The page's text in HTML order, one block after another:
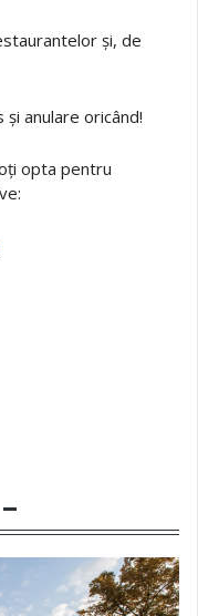
și, de
anulare oricând!
opta pentru